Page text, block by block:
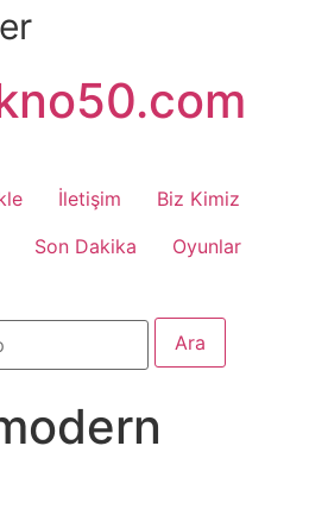
İletişim
Biz Kimiz
Son Dakika
Oyunlar